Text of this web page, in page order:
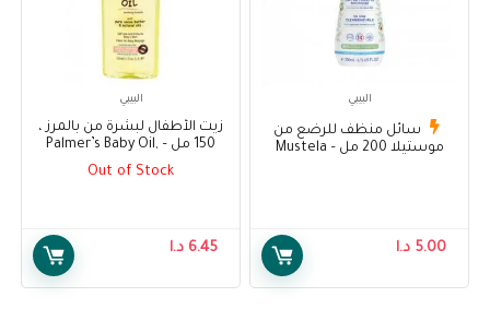
البيبي
سائل منظف للرضع من
موستيلا 200 مل – Mustela
5.00 د.ا
البيبي
زيت الأطفال لبشرة من بالمرز ،
150 مل – Palmer’s Baby Oil,
150ml Pump Bottle
Out of Stock
6.45 د.ا